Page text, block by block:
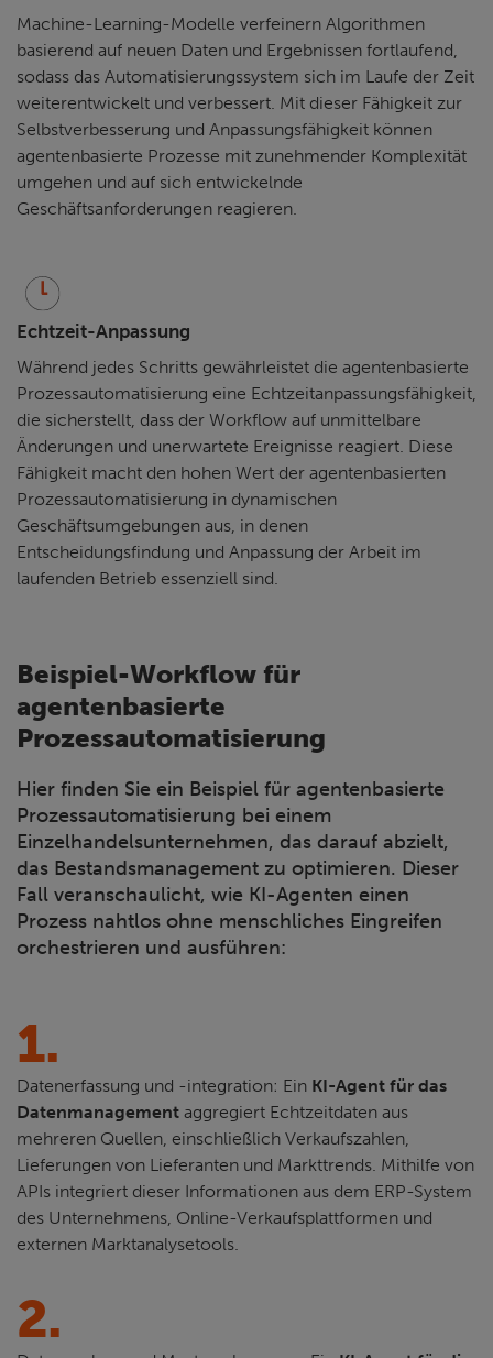
Machine-Learning-Modelle verfeinern Algorithmen
basierend auf neuen Daten und Ergebnissen fortlaufend,
sodass das Automatisierungssystem sich im Laufe der Zeit
weiterentwickelt und verbessert. Mit dieser Fähigkeit zur
Selbstverbesserung und Anpassungsfähigkeit können
agentenbasierte Prozesse mit zunehmender Komplexität
umgehen und auf sich entwickelnde
Geschäftsanforderungen reagieren.
Echtzeit-Anpassung
Während jedes Schritts gewährleistet die agentenbasierte
Prozessautomatisierung eine Echtzeitanpassungsfähigkeit,
die sicherstellt, dass der Workflow auf unmittelbare
Änderungen und unerwartete Ereignisse reagiert. Diese
Fähigkeit macht den hohen Wert der agentenbasierten
Prozessautomatisierung in dynamischen
Geschäftsumgebungen aus, in denen
Entscheidungsfindung und Anpassung der Arbeit im
laufenden Betrieb essenziell sind.
Beispiel-Workflow für
agentenbasierte
Prozessautomatisierung
Hier finden Sie ein Beispiel für agentenbasierte
Prozessautomatisierung bei einem
Einzelhandelsunternehmen, das darauf abzielt,
das Bestandsmanagement zu optimieren. Dieser
Fall veranschaulicht, wie KI-Agenten einen
Prozess nahtlos ohne menschliches Eingreifen
orchestrieren und ausführen:
1.
Datenerfassung und -integration: Ein KI-Agent für das
Datenmanagement aggregiert Echtzeitdaten aus
mehreren Quellen, einschließlich Verkaufszahlen,
Lieferungen von Lieferanten und Markttrends. Mithilfe von
APIs integriert dieser Informationen aus dem ERP-System
des Unternehmens, Online-Verkaufsplattformen und
externen Marktanalysetools.
2.